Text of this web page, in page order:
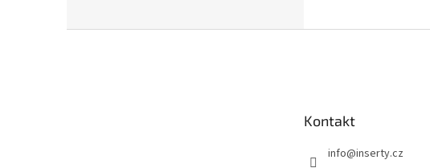
Kontakt
info@inserty.cz